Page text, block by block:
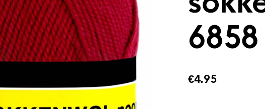
€4.95